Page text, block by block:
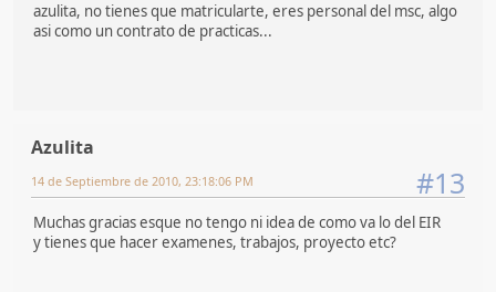
azulita, no tienes que matricularte, eres personal del msc, algo
asi como un contrato de practicas...
Azulita
#13
14 de Septiembre de 2010, 23:18:06 PM
Muchas gracias esque no tengo ni idea de como va lo del EIR
y tienes que hacer examenes, trabajos, proyecto etc?